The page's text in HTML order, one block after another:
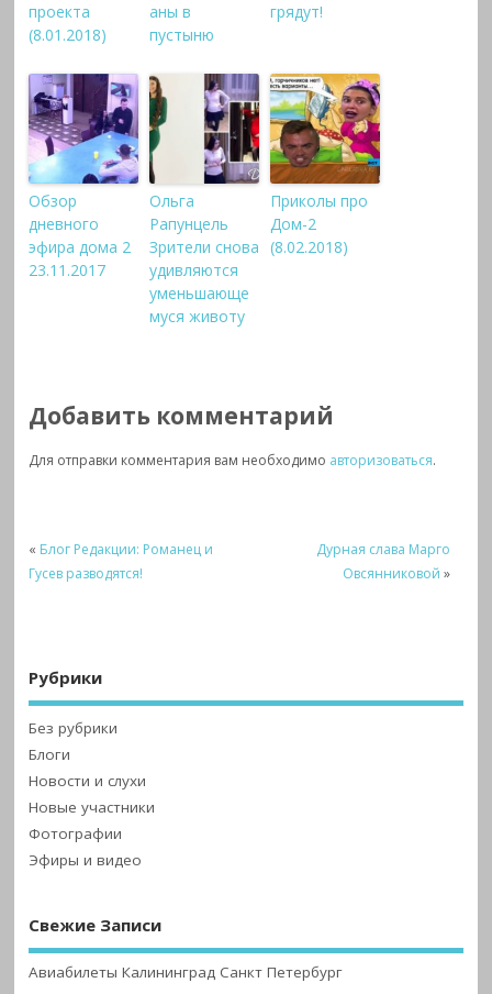
проекта
(8.01.2018)
аны в
пустыню
грядут!
Обзор
дневного
эфира дома 2
23.11.2017
Ольга
Рапунцель
Зрители снова
удивляются
уменьшающе
муся животу
Приколы про
Дом-2
(8.02.2018)
Добавить комментарий
Для отправки комментария вам необходимо авторизоваться.
« Блог Редакции: Романец и
Гусев разводятся!
Дурная слава Марго
Овсянниковой »
Рубрики
Без рубрики
Блоги
Новости и слухи
Новые участники
Фотографии
Эфиры и видео
Свежие Записи
Авиабилеты Калининград Санкт Петербург